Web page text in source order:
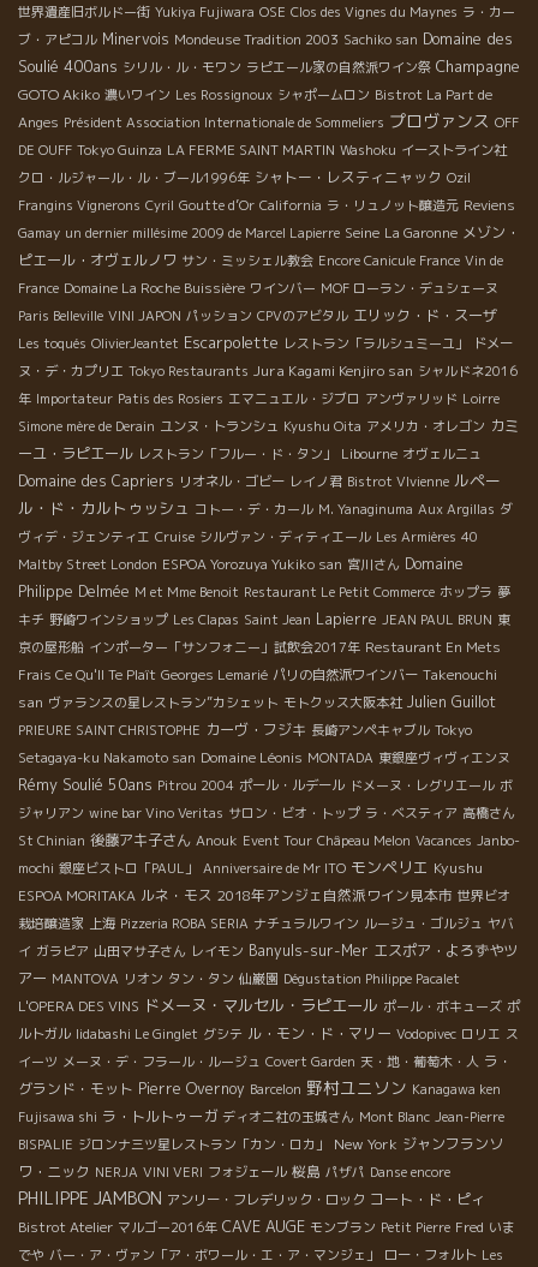
世界遺産旧ボルドー街 Yukiya Fujiwara OSE Clos des Vignes du Maynes ラ・カー
ブ・アピコル Minervois Mondeuse Tradition 2003 Sachiko san Domaine des
Soulié 400ans シリル・ル・モワン ラピエール家の自然派ワイン祭 Champagne
GOTO Akiko 濃いワイン Les Rossignoux シャポームロン Bistrot La Part de
Anges Président Association Internationale de Sommeliers プロヴァンス OFF
DE OUFF Tokyo Guinza LA FERME SAINT MARTIN Washoku イーストライン社
クロ・ルジャール・ル・ブール1996年 シャトー・レスティニャック Ozil
Frangins Vignerons Cyril Goutte d’Or California ラ・リュノット醸造元 Reviens
Gamay un dernier millésime 2009 de Marcel Lapierre Seine La Garonne メゾン・
ピエール・オヴェルノワ サン・ミッシェル教会 Encore Canicule France Vin de
France Domaine La Roche Buissière ワインバー MOF ローラン・デュシェーヌ
Paris Belleville VINI JAPON パッション CPVのアビタル エリック・ド・スーザ
Les toqués OlivierJeantet Escarpolette レストラン「ラルシュミーユ」
ドメー
ヌ・デ・カプリエ Tokyo Restaurants Jura Kagami Kenjiro san シャルドネ2016
年 Importateur Patis des Rosiers エマニュエル・ジブロ アンヴァリッド Loirre
Simone mère de Derain ユンヌ・トランシュ Kyushu Oita アメリカ・オレゴン カミ
ーユ・ラピエール レストラン「フルー・ド・タン」 Libourne オヴェルニュ
Domaine des Capriers リオネル・ゴビー レイノ君 Bistrot VIvienne ルペー
ル・ド・カルトゥッシュ コトー・デ・カール M. Yanaginuma Aux Argillas ダ
ヴィデ・ジェンティエ Cruise シルヴァン・ディティエール Les Armières 40
Maltby Street London ESPOA Yorozuya Yukiko san 宮川さん Domaine
Philippe Delmée M et Mme Benoit Restaurant Le Petit Commerce ホップラ 夢
キチ 野崎ワインショップ Les Clapas Saint Jean Lapierre JEAN PAUL BRUN 東
京の屋形船 インポーター「サンフォニー」試飲会2017年 Restaurant En Mets
Frais Ce Qu'Il Te Plaît Georges Lemarié パリの自然派ワインバー Takenouchi
san ヴァランスの星レストラン”カシェット モトクッス大阪本社 Julien Guillot
PRIEURE SAINT CHRISTOPHE カーヴ・フジキ 長崎アンペキャブル Tokyo
Setagaya-ku Nakamoto san Domaine Léonis MONTADA 東銀座ヴィヴィエンヌ
Rémy Soulié 50ans Pitrou 2004 ポール・ルデール ドメーヌ・レグリエール ボ
ジャリアン wine bar Vino Veritas サロン・ビオ・トップ ラ・ベスティア 高橋さん
St Chinian 後藤アキ子さん Anouk Event Tour Châpeau Melon Vacances Janbo-
mochi 銀座ビストロ「PAUL」 Anniversaire de Mr ITO モンペリエ Kyushu
ESPOA MORITAKA ルネ・モス 2018年アンジェ自然派ワイン見本市 世界ビオ
栽培醸造家
上海 Pizzeria ROBA SERIA ナチュラルワイン ルージュ・ゴルジュ ヤバ
イ ガラピア 山田マサ子さん レイモン Banyuls-sur-Mer エスポア・よろずやツ
アー MANTOVA リオン タン・タン 仙巌園 Dégustation Philippe Pacalet
L'OPERA DES VINS ドメーヌ・マルセル・ラピエール ポール・ボキューズ ポ
ルトガル Iidabashi Le Ginglet グシテ ル・モン・ド・マリー Vodopivec ロリエ ス
イーツ メーヌ・デ・フラール・ルージュ Covert Garden 天・地・葡萄木・人 ラ・
グランド・モット Pierre Overnoy Barcelon 野村ユニソン Kanagawa ken
Fujisawa shi ラ・トルトゥーガ ディオニ社の玉城さん Mont Blanc Jean-Pierre
BISPALIE ジロンナ三ツ星レストラン「カン・ロカ」 New York ジャンフランソ
ワ・ニック NERJA VINI VERI フォジェール 桜島 パザパ Danse encore
PHILIPPE JAMBON アンリー・フレデリック・ロック コート・ド・ピィ
Bistrot Atelier マルゴー2016年 CAVE AUGE モンブラン Petit Pierre Fred いま
でや バー・ア・ヴァン「ア・ボワール・エ・ア・マンジェ」 ロー・フォルト Les